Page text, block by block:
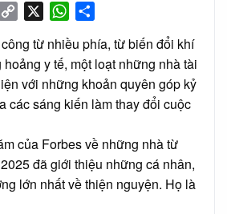
Messenger
Copy
WhatsApp
từ nhiều phía, từ biến đổi khí
y tế, một loạt những nhà tài
với những khoản quyên góp kỷ
các sáng kiến làm thay đổi cuộc
của Forbes về những nhà từ
đã giới thiệu những cá nhân,
lớn nhất về thiện nguyện. Họ là